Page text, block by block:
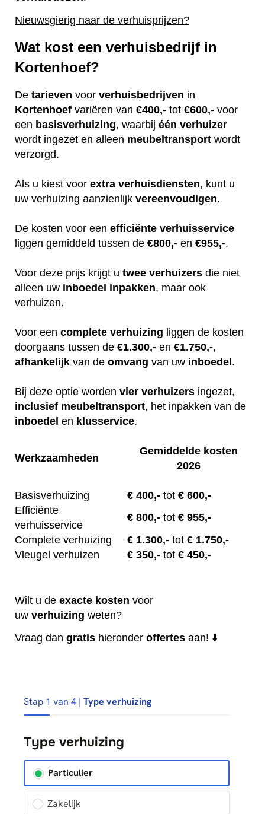
Nieuwsgierig naar de verhuisprijzen?
Wat kost een verhuisbedrijf in
Kortenhoef?
De tarieven voor verhuisbedrijven in
Kortenhoef variëren van €400,- tot €600,- voor
een basisverhuizing, waarbij één verhuizer
wordt ingezet en alleen meubeltransport wordt
verzorgd.
Als u kiest voor extra verhuisdiensten, kunt u
uw verhuizing aanzienlijk vereenvoudigen.
De kosten voor een efficiënte verhuisservice
liggen gemiddeld tussen de €800,- en €955,-.
Voor deze prijs krijgt u twee verhuizers die niet
alleen uw inboedel inpakken, maar ook
verhuizen.
Voor een complete verhuizing liggen de kosten
doorgaans tussen de €1.300,- en €1.750,-,
afhankelijk van de omvang van uw inboedel .
Bij deze optie worden vier verhuizers ingezet,
inclusief meubeltransport, het inpakken van de
inboedel en klusservice.
Werkzaamheden
Gemiddelde kosten
2026
Basisverhuizing € 400,- tot € 600,-
Efficiënte
verhuisservice
€ 800,- tot € 955,-
Complete verhuizing
€ 1.300,- tot € 1.750,-
Vleugel verhuizen
€ 350,- tot € 450,-
Wilt u de exacte kosten voor
uw verhuizing weten?
Vraag dan gratis hieronder offertes aan! ⬇️